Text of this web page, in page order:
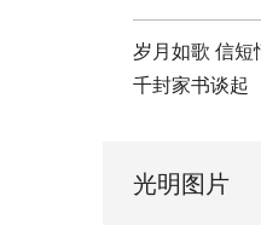
岁月如歌 信
千封家书谈起
光明图片